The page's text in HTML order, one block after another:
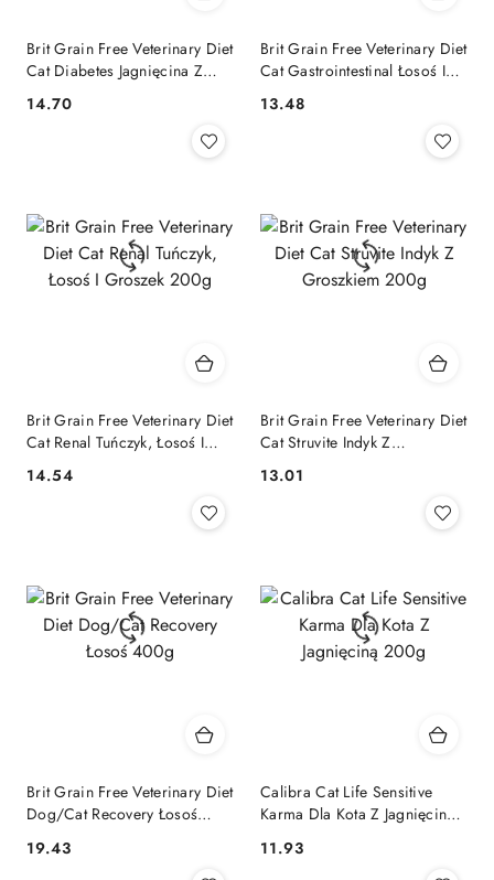
Brit Grain Free Veterinary Diet
Cat Diabetes Jagnięcina Z
Cena:
14.70
Brit Grain Free Veterinary Diet
Cat Gastrointestinal Łosoś I
Cena:
13.48
Brit Grain Free Veterinary Diet
Cat Renal Tuńczyk, Łosoś I
Groszek 200g
Cena:
14.54
Brit Grain Free Veterinary Diet
Cat Struvite Indyk Z
Groszkiem 200g
Cena:
13.01
Brit Grain Free Veterinary Diet
Dog/Cat Recovery Łosoś
Cena:
19.43
Calibra Cat Life Sensitive
Karma Dla Kota Z Jagnięciną
Cena:
11.93